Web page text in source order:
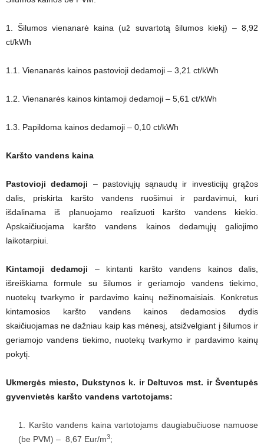
1. Šilumos vienanarė kaina (už suvartotą šilumos kiekį) – 8,92
ct/kWh
1.1. Vienanarės kainos pastovioji dedamoji – 3,21 ct/kWh
1.2. Vienanarės kainos kintamoji dedamoji – 5,61 ct/kWh
1.3. Papildoma kainos dedamoji – 0,10 ct/kWh
Karšto vandens kaina
Pastovioji dedamoji – pastoviųjų sąnaudų ir investicijų grąžos
dalis, priskirta karšto vandens ruošimui ir pardavimui, kuri
išdalinama iš planuojamo realizuoti karšto vandens kiekio.
Apskaičiuojama karšto vandens kainos dedamųjų galiojimo
laikotarpiui.
Kintamoji dedamoji – kintanti karšto vandens kainos dalis,
išreiškiama formule su šilumos ir geriamojo vandens tiekimo,
nuotekų tvarkymo ir pardavimo kainų nežinomaisiais. Konkretus
kintamosios karšto vandens kainos dedamosios dydis
skaičiuojamas ne dažniau kaip kas mėnesį, atsižvelgiant į šilumos ir
geriamojo vandens tiekimo, nuotekų tvarkymo ir pardavimo kainų
pokytį.
Ukmergės miesto, Dukstynos k. ir Deltuvos mst. ir Šventupės
gyvenvietės karšto vandens vartotojams:
Karšto vandens kaina vartotojams daugiabučiuose namuose
(be PVM) – 8,67 Eur/m3;